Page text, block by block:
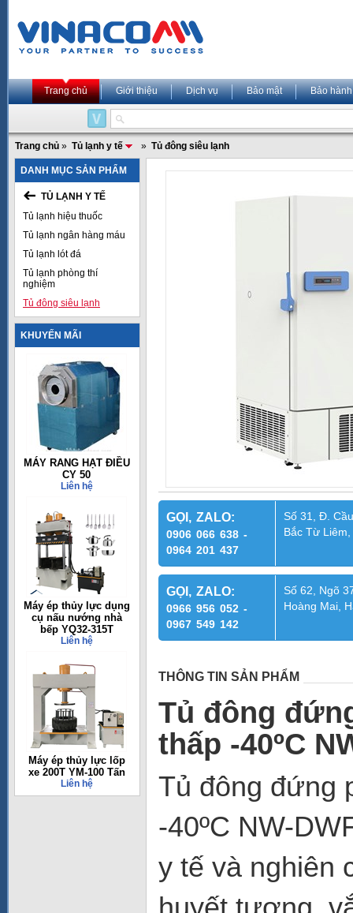
Trang chủ Giới thiệu Dịch vụ Bảo mật Bảo hành
Trang chủ » Tủ lạnh y tế » Tủ đông siêu lạnh
DANH MỤC SẢN PHẨM
TỦ LẠNH Y TẾ
Tủ lạnh hiệu thuốc
Tủ lạnh ngân hàng máu
Tủ lạnh lót đá
Tủ lạnh phòng thí
nghiệm
Tủ đông siêu lạnh
KHUYẾN MÃI
MÁY RANG HẠT ĐIỀU
CY 50
Liên hệ
Máy ép thủy lực dụng
cụ nấu nướng nhà
bếp YQ32-315T
Liên hệ
Máy ép thủy lực lốp
xe 200T YM-100 Tấn
Liên hệ
GỌI, ZALO:
0906 066 638 -
0964 201 437
Số 31, Đ.
Bắc Từ
GỌI, ZALO:
0966 956 052 -
0967 549 142
Số 62, Ngõ
Hoàng Mai,
THÔNG TIN SẢN PHẨM
Tủ đông
thấp -40ºC
Tủ đông đứng
-40ºC NW-
y tế và nghiên